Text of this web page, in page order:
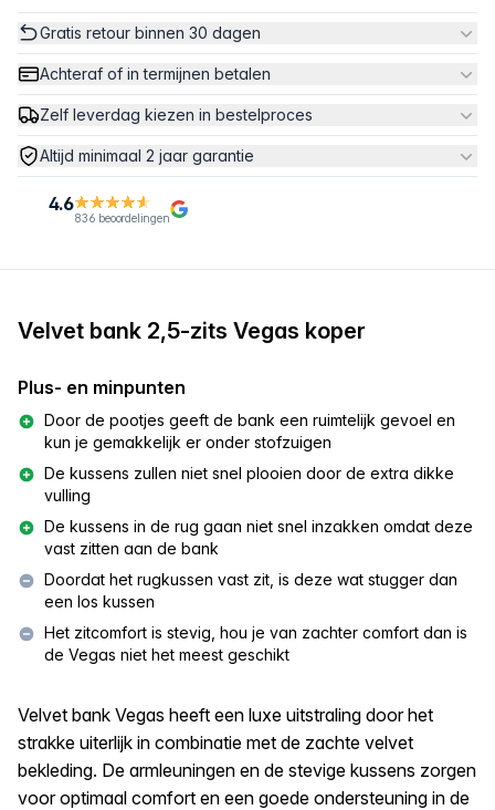
Gratis retour binnen 30 dagen
Achteraf of in termijnen betalen
Zelf leverdag kiezen in bestelproces
Altijd minimaal 2 jaar garantie
4.6
836 beoordelingen
Velvet bank 2,5-zits Vegas koper
Plus- en minpunten
Door de pootjes geeft de bank een ruimtelijk gevoel en
kun je gemakkelijk er onder stofzuigen
De kussens zullen niet snel plooien door de extra dikke
vulling
De kussens in de rug gaan niet snel inzakken omdat deze
vast zitten aan de bank
Doordat het rugkussen vast zit, is deze wat stugger dan
een los kussen
Het zitcomfort is stevig, hou je van zachter comfort dan is
de Vegas niet het meest geschikt
Velvet bank Vegas heeft een luxe uitstraling door het
strakke uiterlijk in combinatie met de zachte velvet
bekleding. De armleuningen en de stevige kussens zorgen
voor optimaal comfort en een goede ondersteuning in de